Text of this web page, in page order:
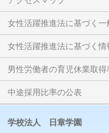
女性活躍推進法に基づく
女性活躍推進法に基づく情
男性労働者の育児休業取得
中途採用比率の公表
学校法人 日章学園